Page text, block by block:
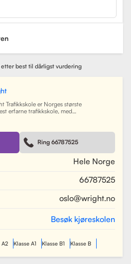
best til dårligst vurdering
Trafikkskole er Norges største
erfarne trafikkskole, med
Siden oppstarten har
hatt som mål å tilby
og engasjert
for både
med all nødvendig
digitale systemer for å
det enkelt for elever å booke
Les mer
Ring 66787525
Hele Norge
66787525
oslo@wright.no
Besøk kjøreskolen
A2 Klasse A1 Klasse B1 Klasse B